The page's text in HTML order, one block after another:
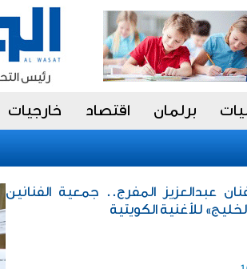
برلمان اقتصاد خارجيات
عبدالعزيز المفرج.. جمعية الفنانين
للأغنية الكويتية